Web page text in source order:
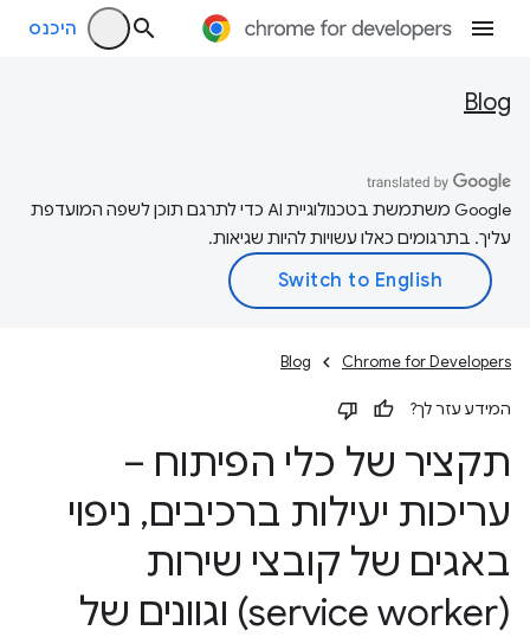
היכנס
Blog
‫Google משתמשת בטכנולוגיית AI כדי לתרגם תוכן לשפה המועדפת
עליך. בתרגומים כאלו עשויות להיות שגיאות.
Chrome for Developers
Blog
המידע עזר לך?
תקציר של כלי הפיתוח –
עריכות יעילות ברכיבים, ניפוי
באגים של קובצי שירות
(service worker) וגוונים של